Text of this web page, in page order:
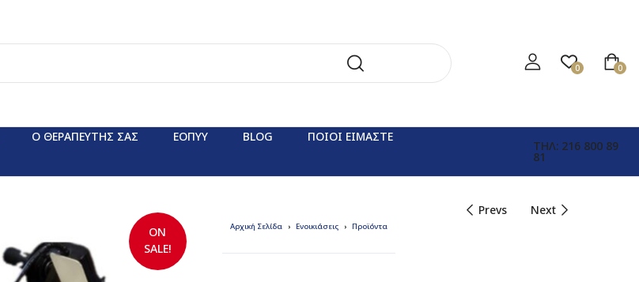
0
0
Ο ΘΕΡΑΠΕΥΤΗΣ ΣΑΣ ΕΟΠΥΥ BLOG
ΠΟΙΟΙ ΕΙΜΑΣΤΕ
ΤΗΛ: 216 800 89
81
ON
SALE!
Αρχική Σελίδα Ενοικιάσεις Προϊόντα
Prevs Next